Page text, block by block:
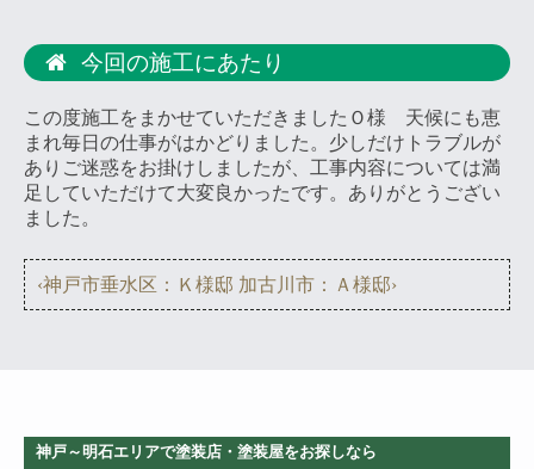
今回の施工にあたり
この度施工をまかせていただきましたＯ様 天候にも恵
まれ毎日の仕事がはかどりました。少しだけトラブルが
ありご迷惑をお掛けしましたが、工事内容については満
足していただけて大変良かったです。ありがとうござい
ました。
‹神戸市垂水区：Ｋ様邸 加古川市：Ａ様邸›
神戸～明石エリアで塗装店・塗装屋をお探しなら